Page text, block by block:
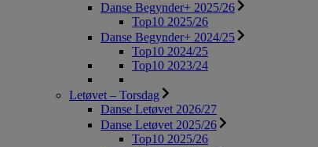
Danse Begynder+ 2025/26
Top10 2025/26
Danse Begynder+ 2024/25
Top10 2024/25
Top10 2023/24
Letøvet – Torsdag
Danse Letøvet 2026/27
Danse Letøvet 2025/26
Top10 2025/26